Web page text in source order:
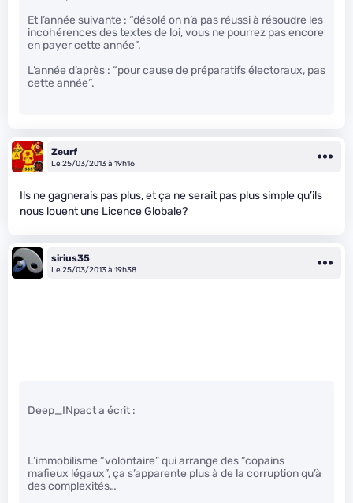
Et l’année suivante : “désolé on n’a pas réussi à résoudre les
incohérences des textes de loi, vous ne pourrez pas encore
en payer cette année”.
L’année d’après : “pour cause de préparatifs électoraux, pas
cette année”.
Zeurf
Le 25/03/2013 à 19h16
Ils ne gagnerais pas plus, et ça ne serait pas plus simple qu’ils
nous louent une Licence Globale?
sirius35
Le 25/03/2013 à 19h38
Deep_INpact a écrit :
L’immobilisme “volontaire” qui arrange des “copains
mafieux légaux”, ça s’apparente plus à de la corruption qu’à
des complexités…